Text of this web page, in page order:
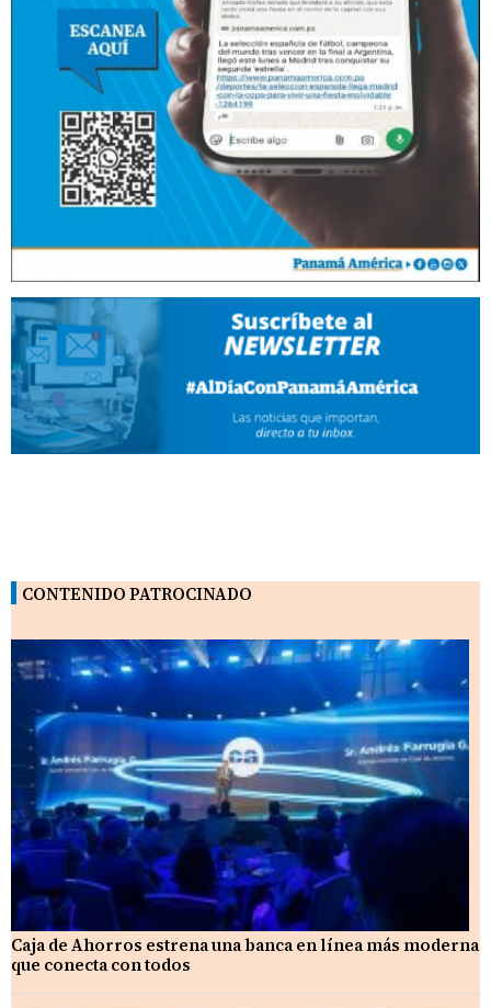
CONTENIDO PATROCINADO
Caja de Ahorros estrena una banca en línea más moderna
que conecta con todos